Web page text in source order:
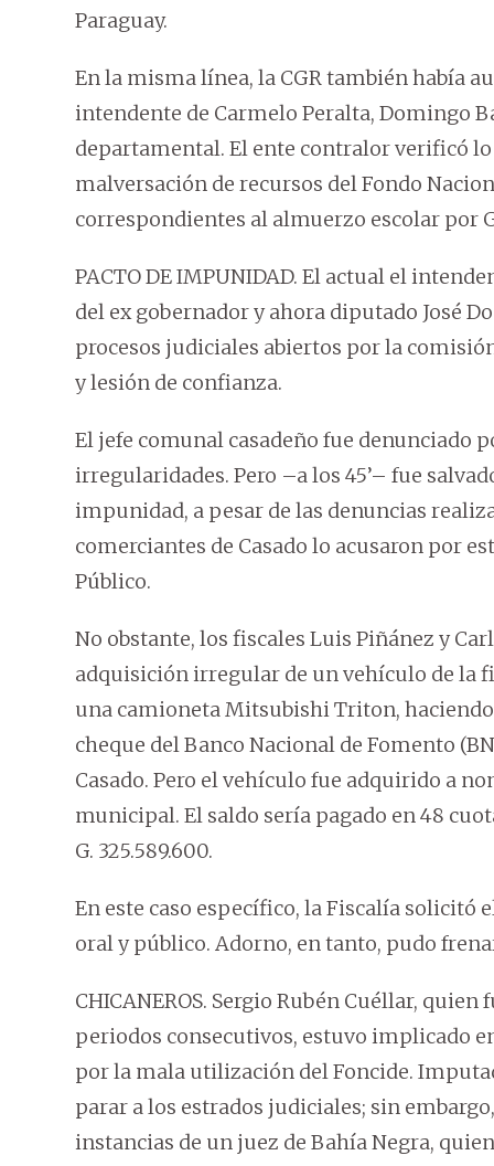
Paraguay.
En la misma línea, la CGR también había
intendente de Carmelo Peralta, Domingo
departamental. El ente contralor verificó
malversación de recursos del Fondo
correspondientes al almuerzo escolar por
PACTO DE IMPUNIDAD. El actual el
del ex gobernador y ahora diputado José
procesos judiciales abiertos por la
y lesión de confianza.
El jefe comunal casadeño fue denunciado
irregularidades. Pero –a los 45’– fue
impunidad, a pesar de las denuncias
comerciantes de Casado lo acusaron por
Público.
No obstante, los fiscales Luis Piñánez y
adquisición irregular de un vehículo de la
una camioneta Mitsubishi Triton,
cheque del Banco Nacional de Fomento
Casado. Pero el vehículo fue adquirido a
municipal. El saldo sería pagado en 48
G. 325.589.600.
En este caso específico, la Fiscalía solicitó
oral y público. Adorno, en tanto, pudo
CHICANEROS. Sergio Rubén Cuéllar,
periodos consecutivos, estuvo implicado
por la mala utilización del Foncide.
parar a los estrados judiciales; sin
instancias de un juez de Bahía Negra,